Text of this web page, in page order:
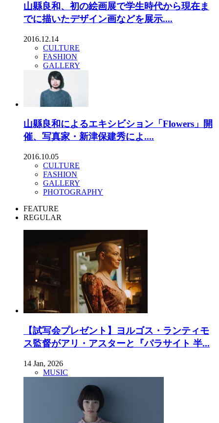
山縣良和、初の絵画展で学生時代から現在ま
でに描いたデザイン画などを展示....
2016.12.14
CULTURE
FASHION
GALLERY
山縣良和によるエキシビション「Flowers」開
催、写真家・新津保建秀によ....
2016.10.05
CULTURE
FASHION
GALLERY
PHOTOGRAPHY
FEATURE
REGULAR
【試写会プレゼント】ヨルゴス・ランティモ
ス監督がアリ・アスターと『パラサイト 半...
14 Jan, 2026
MUSIC